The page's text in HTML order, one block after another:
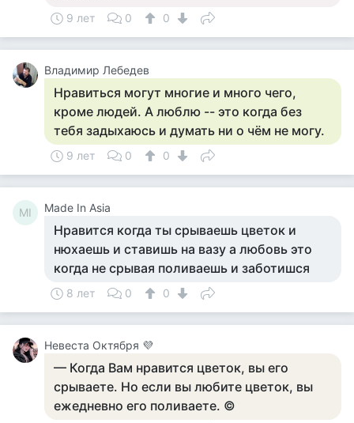
9 лет 0 0
Владимир Лебедев
Нравиться могут многие и много чего,
кроме людей. А люблю -- это когда без
тебя задыхаюсь и думать ни о чём не могу.
9 лет 0 0
MI Made In Asia
Нравится когда ты срываешь цветок и
нюхаешь и ставишь на вазу а любовь это
когда не срывая поливаешь и заботишся
8 лет 0 0
Невеста Октября 💜
— Когда Вам нравится цветок, вы его
срываете. Но если вы любите цветок, вы
ежедневно его поливаете. ©